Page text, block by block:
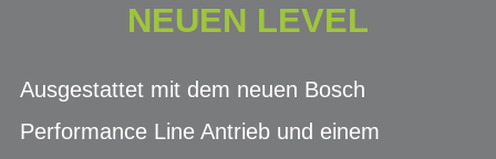
NEUEN LEVEL
Ausgestattet mit dem neuen Bosch
Performance Line Antrieb und einem